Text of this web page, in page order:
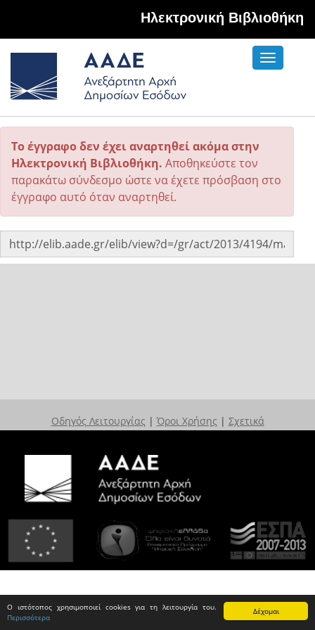
Δέχομαι
Ο ιστότοπος χρησιμοποιεί cookies για τη λειτουργία του.
Περισσότερα
Hλεκτρονική Βιβλιοθήκη
Toggle
Το έγγραφο δεν έχει αναρτηθεί ακόμα στην
Ηλεκτρονική Βιβλιοθήκη. Αποθηκεύστε τον
παρακάτω σύνδεσμο ώστε να έχετε πρόσβαση στο
έγγραφο αυτό όταν αναρτηθεί.
Οδηγός Λειτουργίας | Όροι Χρήσης | Σχετικά